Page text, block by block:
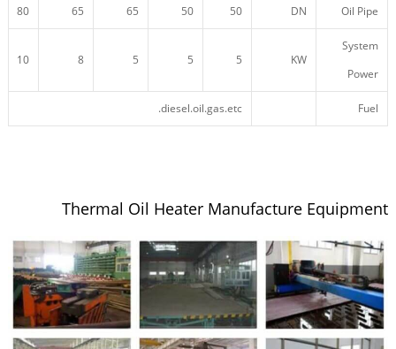
Oil Pipe
DN
50
50
65
65
80
System
Power
KW
5
5
5
8
10
Fuel
diesel.oil.gas.etc.
Thermal Oil Heater Manufacture Equipment